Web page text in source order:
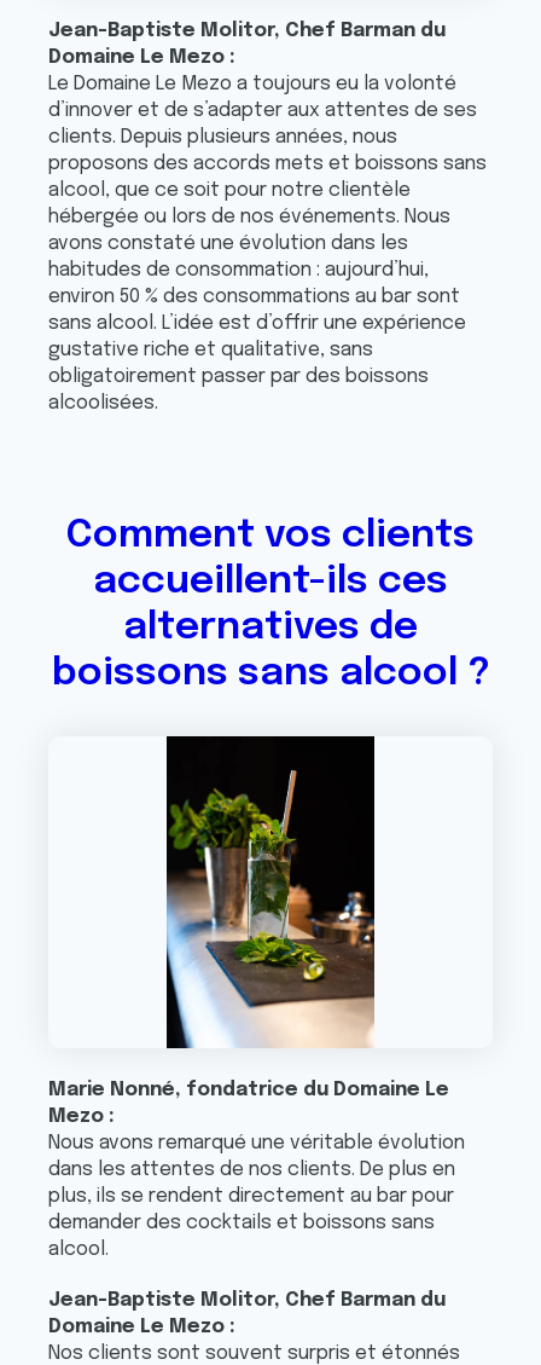
Jean-Baptiste Molitor, Chef Barman du
Domaine Le Mezo :
Le Domaine Le Mezo a toujours eu la volonté
d’innover et de s’adapter aux attentes de ses
clients. Depuis plusieurs années, nous
proposons des accords mets et boissons sans
alcool, que ce soit pour notre clientèle
hébergée ou lors de nos événements. Nous
avons constaté une évolution dans les
habitudes de consommation : aujourd’hui,
environ 50 % des consommations au bar sont
sans alcool. L’idée est d’offrir une expérience
gustative riche et qualitative, sans
obligatoirement passer par des boissons
alcoolisées.
Comment vos clients
accueillent-ils ces
alternatives de
boissons sans alcool ?
Marie Nonné, fondatrice du Domaine Le
Mezo :
Nous avons remarqué une véritable évolution
dans les attentes de nos clients. De plus en
plus, ils se rendent directement au bar pour
demander des cocktails et boissons sans
alcool.
Jean-Baptiste Molitor, Chef Barman du
Domaine Le Mezo :
Nos clients sont souvent surpris et étonnés